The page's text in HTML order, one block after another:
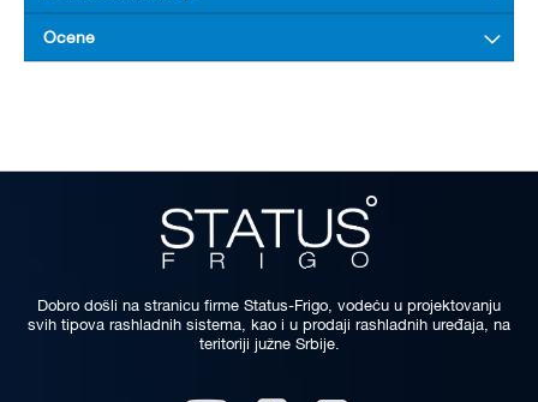
Ocene
Dobro došli na stranicu firme Status-Frigo, vodeću u projektovanju
svih tipova rashladnih sistema, kao i u prodaji rashladnih uređaja, na
teritoriji južne Srbije.